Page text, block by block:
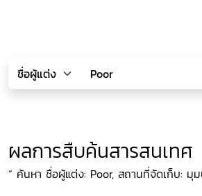
ผลการสืบค้นสารสนเทศ
“ ค้นหา ชื่อผู้แต่ง: Poor, สถานที่จัดเก็บ: มุม